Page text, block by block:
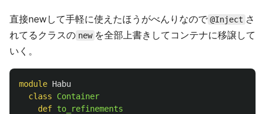
直接newして手軽に使えたほうがべんりなので @Inject さ
れてるクラスの new を全部上書きしてコンテナに移譲して
いく。
module Habu
class
Container
def to_refinements